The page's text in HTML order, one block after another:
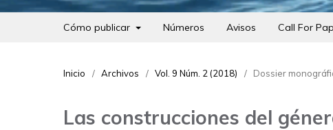
Cómo publicar Números Avisos Call For
Inicio / Archivos / Vol. 9 Núm. 2 (2018) / Dossier
Las construcciones del